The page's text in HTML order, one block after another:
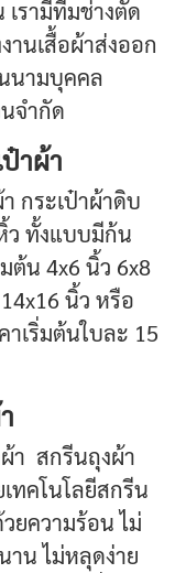
รามีทีมช่างตัด
นเสื้อผ้าส่งออก
นามบุคคล
จำกัด
าผ้า
กระเป๋าผ้าดิบ
ว ทั้งแบบมีก้น
ต้น 4x6 นิ้ว 6x8
นิ้ว หรือ
เริ่มต้นใบละ 15
า สกรีนถุงผ้า
ทคโนโลยีสกรีน
ยความร้อน ไม่
น ไม่หลุดง่าย